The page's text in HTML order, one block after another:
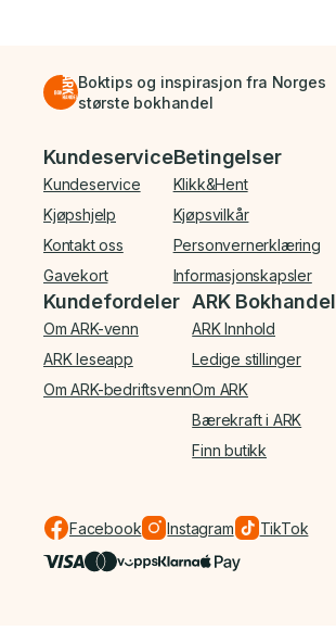
Boktips og inspirasjon fra Norges
største bokhandel
Bunnmeny
Kundeservice
Kundeservice
Kjøpshjelp
Kontakt oss
Gavekort
Betingelser
Klikk&Hent
Kjøpsvilkår
Personvernerklæring
Informasjonskapsler
Kundefordeler
Om ARK-venn
ARK leseapp
Om ARK-bedriftsvenn
ARK Bokhandel
ARK Innhold
Ledige stillinger
Om ARK
Bærekraft i ARK
Finn butikk
Facebook Instagram TikTok